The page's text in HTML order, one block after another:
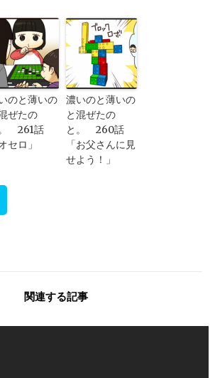
のと薄いの
ぜたの
261話
セロ」
濃いのと薄いの
と混ぜたの
と。 260話
「お父さんに見
せよう！」
関連する記事